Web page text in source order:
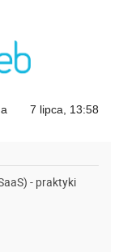
7 lipca, 13:58
- praktyki